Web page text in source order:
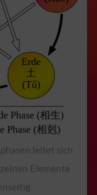
leitet sich
Elemente